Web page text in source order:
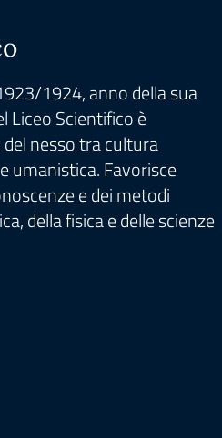
1924, anno della sua
Liceo Scientifico è
nesso tra cultura
umanistica. Favorisce
e dei metodi
della fisica e delle scienze